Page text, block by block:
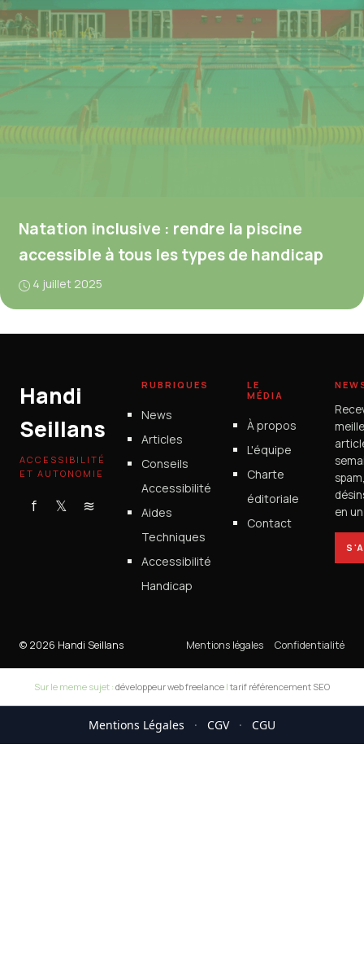
Natation inclusive : rendre la piscine
accessible à tous les types de handicap
4 juillet 2025
Handi
Seillans
ACCESSIBILITÉ
ET AUTONOMIE
f 𝕏 ≋
RUBRIQUES
News
Articles
Conseils
Accessibilité
Aides
Techniques
Accessibilité
Handicap
LE
MÉDIA
À propos
L'équipe
Charte
éditoriale
Contact
en
© 2026 Handi Seillans Mentions légales Confidentialité
Sur le meme sujet : développeur web freelance | tarif référencement SEO
Mentions Légales · CGV · CGU